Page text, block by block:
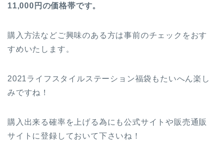
11,000円の価格帯です。
購入方法などご興味のある方は事前のチェックをおす
すめいたします。
2021ライフスタイルステーション福袋もたいへん楽し
みですね！
購入出来る確率を上げる為にも公式サイトや販売通販
サイトに登録しておいて下さいね！